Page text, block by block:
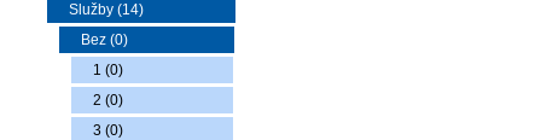
Služby (14)
Bez (0)
1 (0)
2 (0)
3 (0)